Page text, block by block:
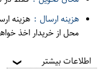
هزینه ارسال : هزینه
محل از خریدار اخذ
اطلاعات بیشتر ❯